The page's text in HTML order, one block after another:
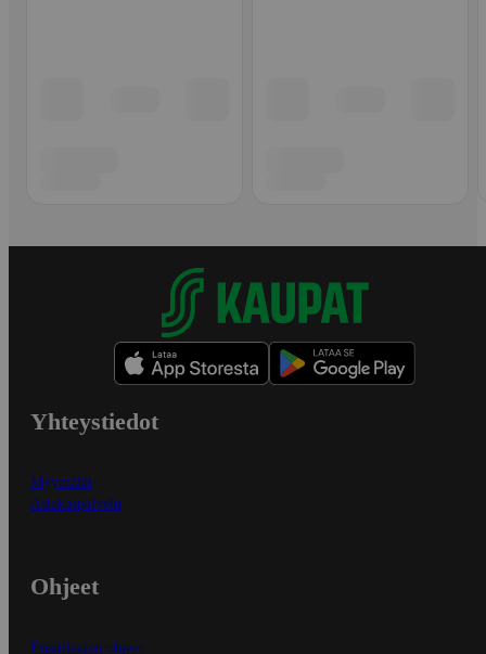
Yhteystiedot
Myymälät
Asiakaspalvelu
Ohjeet
Ensitilaajan ohjeet